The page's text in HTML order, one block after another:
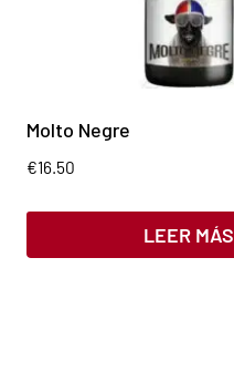
Molto Negre
€16.50
LEER MÁS